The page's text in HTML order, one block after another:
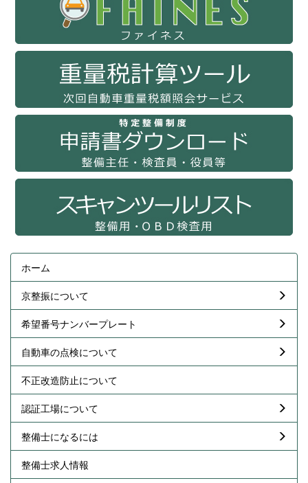
ホーム
京整振について
希望番号ナンバープレート
自動車の点検について
不正改造防止について
認証工場について
整備士になるには
整備士求人情報